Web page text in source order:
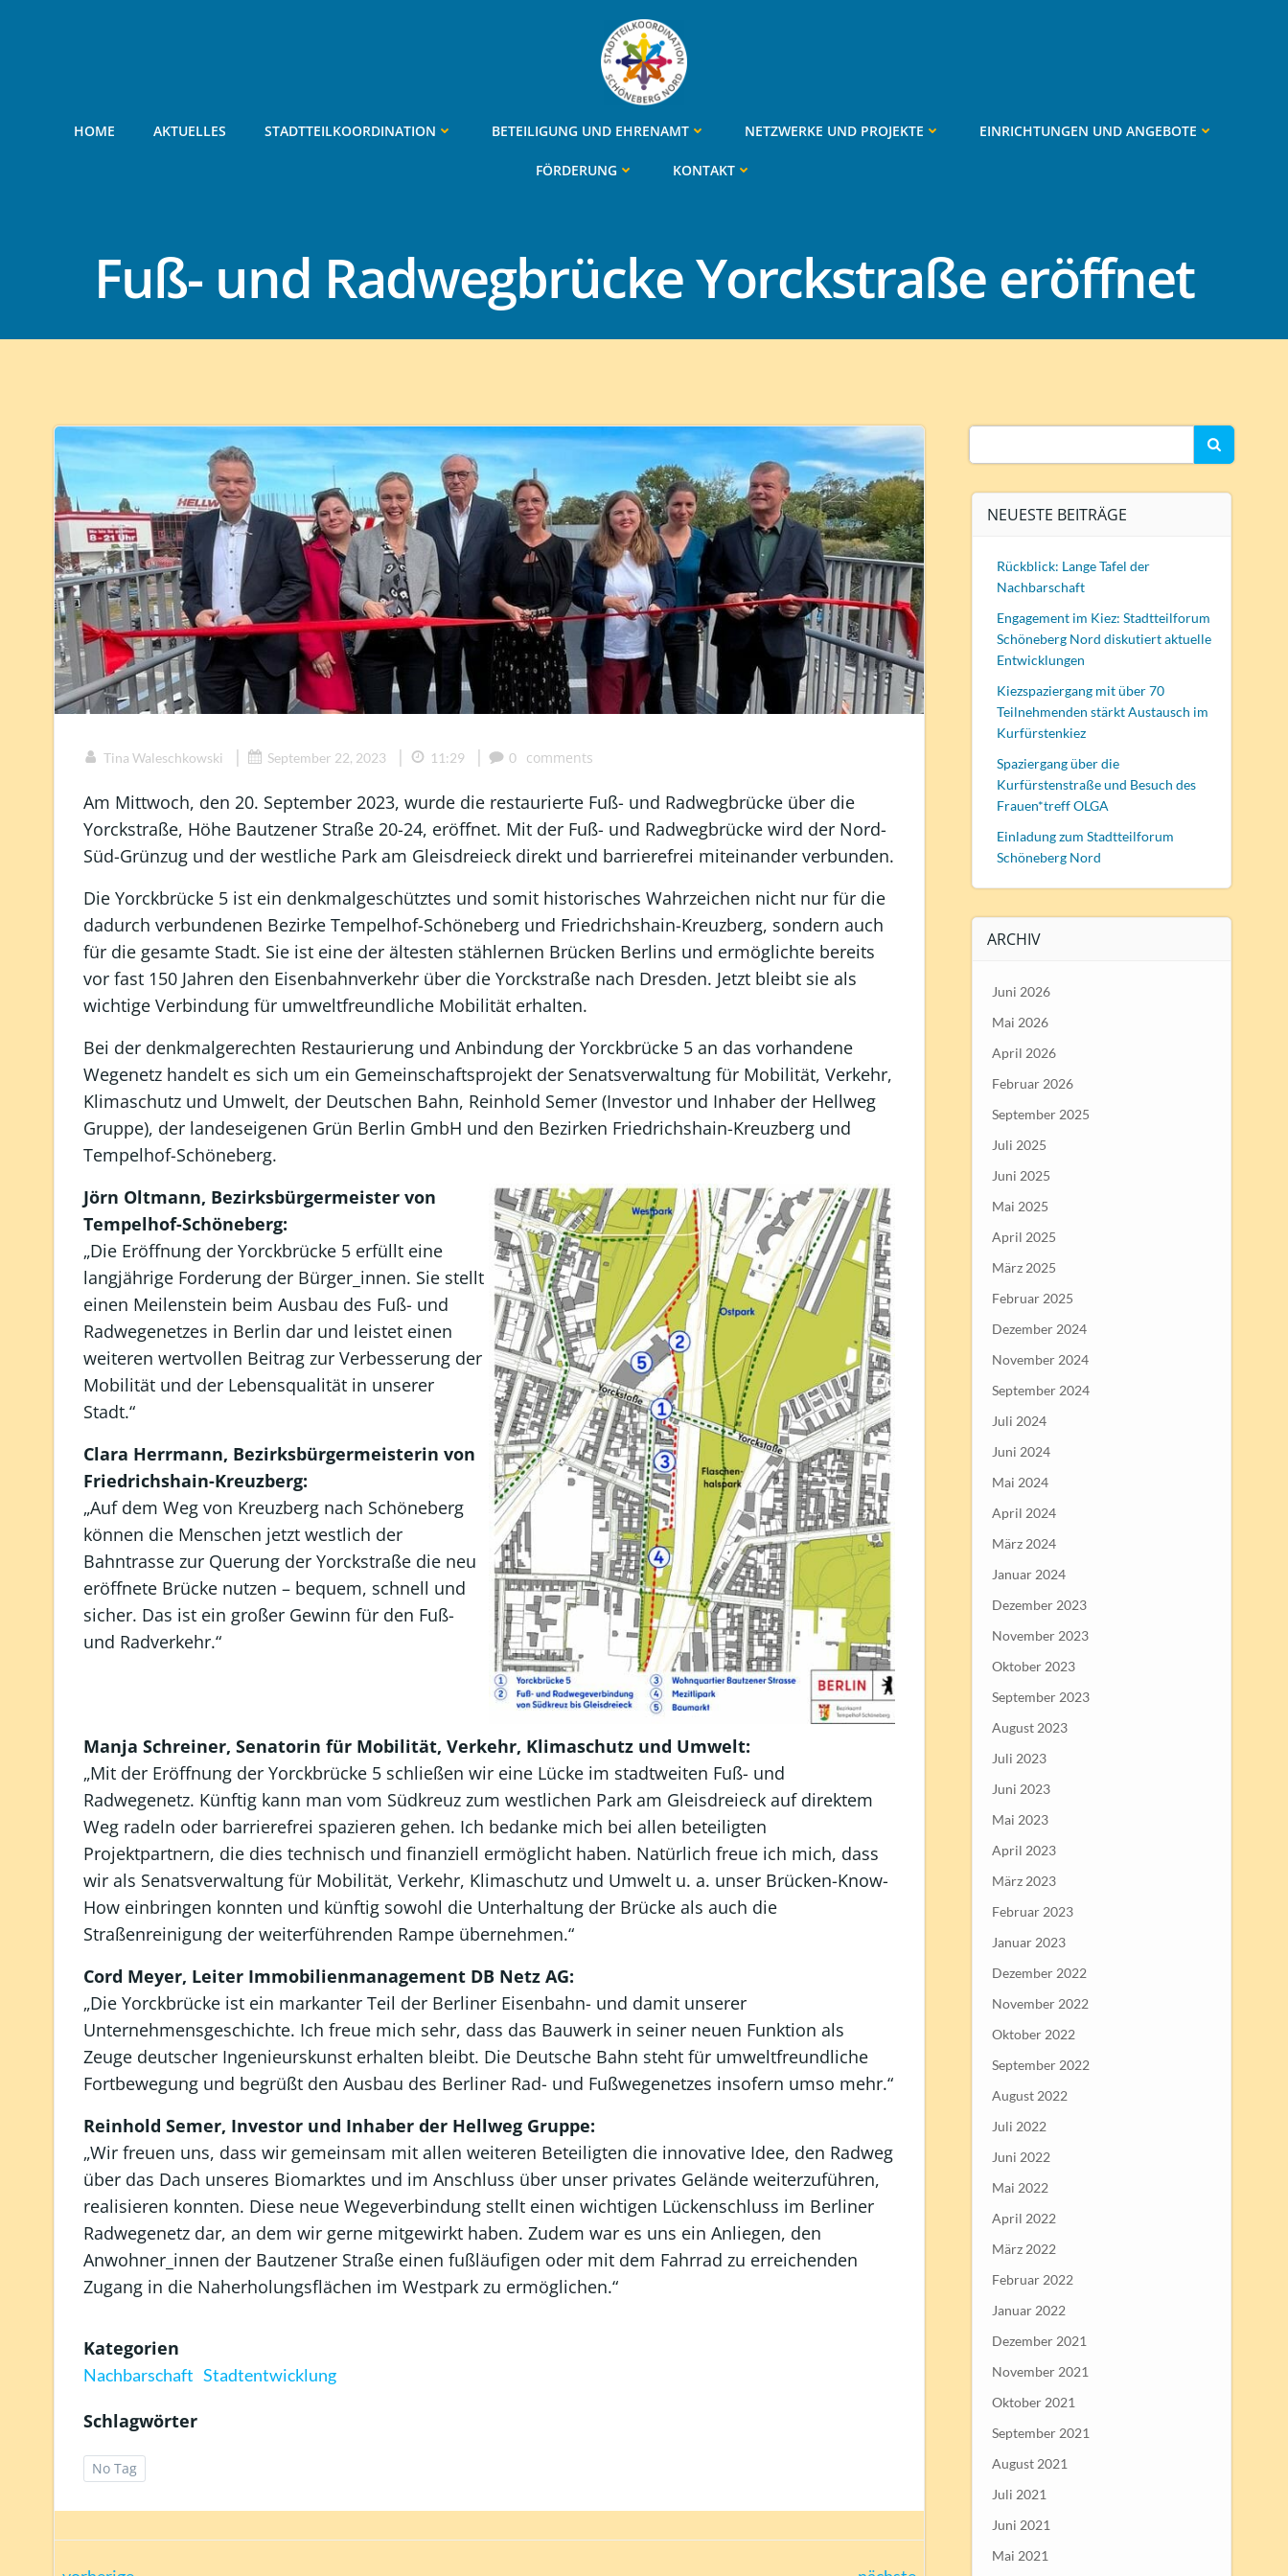
HOME AKTUELLES STADTTEILKOORDINATION BETEILIGUNG UND EHRENAMT NETZWERKE UND PROJEKTE EINRICHTUNGEN UND ANGEBOTE
FÖRDERUNG KONTAKT
Fuß- und Radwegbrücke Yorckstraße eröffnet
Tina Waleschkowski | September 22, 2023 | 11:29 | 0 comments
Am Mittwoch, den 20. September 2023, wurde die restaurierte Fuß- und Radwegbrücke über die
Yorckstraße, Höhe Bautzener Straße 20-24, eröffnet. Mit der Fuß- und Radwegbrücke wird der Nord-
Süd-Grünzug und der westliche Park am Gleisdreieck direkt und barrierefrei miteinander verbunden.
Die Yorckbrücke 5 ist ein denkmalgeschütztes und somit historisches Wahrzeichen nicht nur für die
dadurch verbundenen Bezirke Tempelhof-Schöneberg und Friedrichshain-Kreuzberg, sondern auch
für die gesamte Stadt. Sie ist eine der ältesten stählernen Brücken Berlins und ermöglichte bereits
vor fast 150 Jahren den Eisenbahnverkehr über die Yorckstraße nach Dresden. Jetzt bleibt sie als
wichtige Verbindung für umweltfreundliche Mobilität erhalten.
Bei der denkmalgerechten Restaurierung und Anbindung der Yorckbrücke 5 an das vorhandene
Wegenetz handelt es sich um ein Gemeinschaftsprojekt der Senatsverwaltung für Mobilität, Verkehr,
Klimaschutz und Umwelt, der Deutschen Bahn, Reinhold Semer (Investor und Inhaber der Hellweg
Gruppe), der landeseigenen Grün Berlin GmbH und den Bezirken Friedrichshain-Kreuzberg und
Tempelhof-Schöneberg.
Jörn Oltmann, Bezirksbürgermeister von
Tempelhof-Schöneberg:
„Die Eröffnung der Yorckbrücke 5 erfüllt eine
langjährige Forderung der Bürger_innen. Sie stellt
einen Meilenstein beim Ausbau des Fuß- und
Radwegenetzes in Berlin dar und leistet einen
weiteren wertvollen Beitrag zur Verbesserung der
Mobilität und der Lebensqualität in unserer
Stadt.“
Clara Herrmann, Bezirksbürgermeisterin von
Friedrichshain-Kreuzberg:
„Auf dem Weg von Kreuzberg nach Schöneberg
können die Menschen jetzt westlich der
Bahntrasse zur Querung der Yorckstraße die neu
eröffnete Brücke nutzen – bequem, schnell und
sicher. Das ist ein großer Gewinn für den Fuß-
und Radverkehr.“
Manja Schreiner, Senatorin für Mobilität, Verkehr, Klimaschutz und Umwelt:
„Mit der Eröffnung der Yorckbrücke 5 schließen wir eine Lücke im stadtweiten Fuß- und
Radwegenetz. Künftig kann man vom Südkreuz zum westlichen Park am Gleisdreieck auf direktem
Weg radeln oder barrierefrei spazieren gehen. Ich bedanke mich bei allen beteiligten
Projektpartnern, die dies technisch und finanziell ermöglicht haben. Natürlich freue ich mich, dass
wir als Senatsverwaltung für Mobilität, Verkehr, Klimaschutz und Umwelt u. a. unser Brücken-Know-
How einbringen konnten und künftig sowohl die Unterhaltung der Brücke als auch die
Straßenreinigung der weiterführenden Rampe übernehmen.“
Cord Meyer, Leiter Immobilienmanagement DB Netz AG:
„Die Yorckbrücke ist ein markanter Teil der Berliner Eisenbahn- und damit unserer
Unternehmensgeschichte. Ich freue mich sehr, dass das Bauwerk in seiner neuen Funktion als
Zeuge deutscher Ingenieurskunst erhalten bleibt. Die Deutsche Bahn steht für umweltfreundliche
Fortbewegung und begrüßt den Ausbau des Berliner Rad- und Fußwegenetzes insofern umso mehr.“
Reinhold Semer, Investor und Inhaber der Hellweg Gruppe:
„Wir freuen uns, dass wir gemeinsam mit allen weiteren Beteiligten die innovative Idee, den Radweg
über das Dach unseres Biomarktes und im Anschluss über unser privates Gelände weiterzuführen,
realisieren konnten. Diese neue Wegeverbindung stellt einen wichtigen Lückenschluss im Berliner
Radwegenetz dar, an dem wir gerne mitgewirkt haben. Zudem war es uns ein Anliegen, den
Anwohner_innen der Bautzener Straße einen fußläufigen oder mit dem Fahrrad zu erreichenden
Zugang in die Naherholungsflächen im Westpark zu ermöglichen.“
Kategorien
Nachbarschaft Stadtentwicklung
Schlagwörter
No Tag
for:
NEUESTE BEITRÄGE
Rückblick: Lange Tafel der
Nachbarschaft
Engagement im Kiez: Stadtteilforum
Schöneberg Nord diskutiert aktuelle
Entwicklungen
Kiezspaziergang mit über 70
Teilnehmenden stärkt Austausch im
Kurfürstenkiez
Spaziergang über die
Kurfürstenstraße und Besuch des
Frauen*treff OLGA
Einladung zum Stadtteilforum
Schöneberg Nord
ARCHIV
Juni 2026
Mai 2026
April 2026
Februar 2026
September 2025
Juli 2025
Juni 2025
Mai 2025
April 2025
März 2025
Februar 2025
Dezember 2024
November 2024
September 2024
Juli 2024
Juni 2024
Mai 2024
April 2024
März 2024
Januar 2024
Dezember 2023
November 2023
Oktober 2023
September 2023
August 2023
Juli 2023
Juni 2023
Mai 2023
April 2023
März 2023
Februar 2023
Januar 2023
Dezember 2022
November 2022
Oktober 2022
September 2022
August 2022
Juli 2022
Juni 2022
Mai 2022
April 2022
März 2022
Februar 2022
Januar 2022
Dezember 2021
November 2021
Oktober 2021
September 2021
August 2021
Juli 2021
Juni 2021
Mai 2021